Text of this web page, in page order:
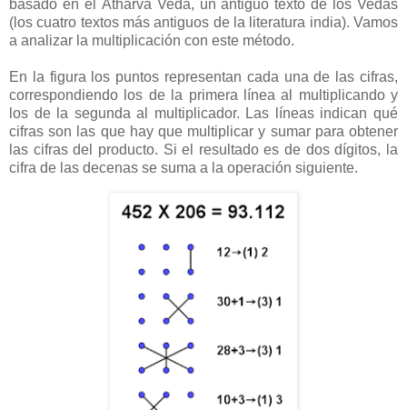
basado en el Átharva Vedá, un antiguo texto de los Vedás
(los cuatro textos más antiguos de la literatura india). Vamos
a analizar la multiplicación con este método.
En la figura los puntos representan cada una de las cifras,
correspondiendo los de la primera línea al multiplicando y
los de la segunda al multiplicador. Las líneas indican qué
cifras son las que hay que multiplicar y sumar para obtener
las cifras del producto. Si el resultado es de dos dígitos, la
cifra de las decenas se suma a la operación siguiente.